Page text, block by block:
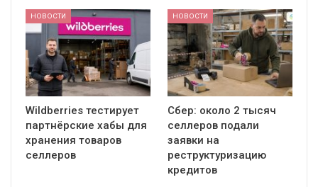
НОВОСТИ
Wildberries тестирует
партнёрские хабы для
хранения товаров
селлеров
НОВОСТИ
Сбер: около 2 тысяч
селлеров подали
заявки на
реструктуризацию
кредитов